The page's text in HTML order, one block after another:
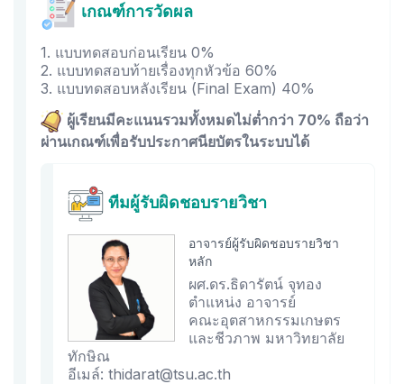
เกณฑ์การวัดผล
1. แบบทดสอบก่อนเรียน 0%
2. แบบทดสอบท้ายเรื่องทุกหัวข้อ 60%
3. แบบทดสอบหลังเรียน (Final Exam) 40%
ผู้เรียนมีคะแนนรวมทั้งหมดไม่ต่ำกว่า 70% ถือว่า
ผ่านเกณฑ์เพื่อรับประกาศนียบัตรในระบบได้
ทีมผู้รับผิดชอบรายวิชา
อาจารย์ผู้รับผิดชอบรายวิชา
หลัก
ผศ.ดร.ธิดารัตน์ จุทอง
ตำแหน่ง อาจารย์
คณะอุตสาหกรรมเกษตร
และชีวภาพ มหาวิทยาลัย
ทักษิณ
อีเมล์: thidarat@tsu.ac.th